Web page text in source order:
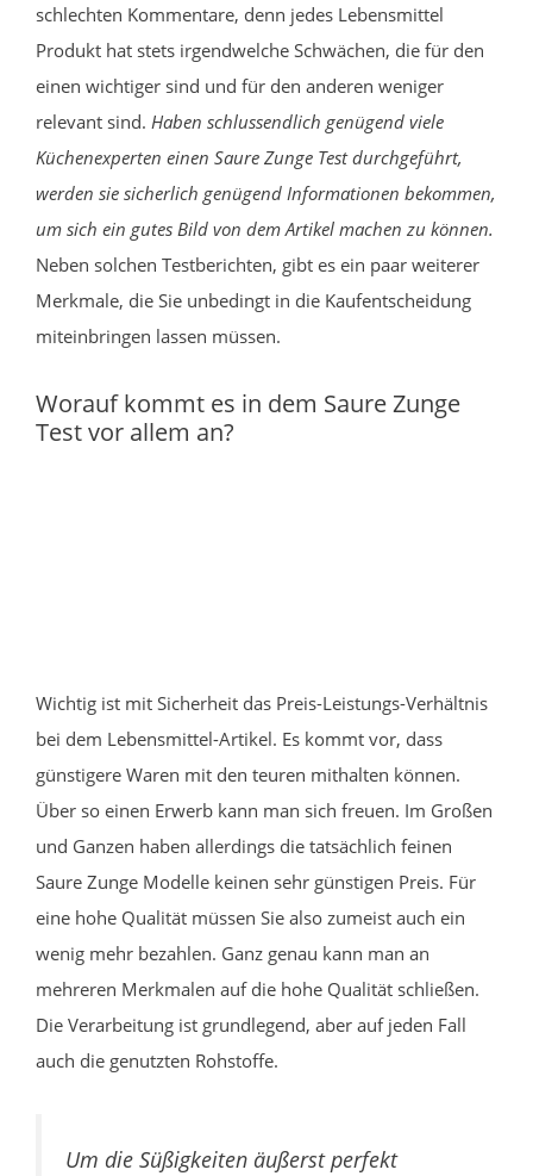
schlechten Kommentare, denn jedes Lebensmittel
Produkt hat stets irgendwelche Schwächen, die für den
einen wichtiger sind und für den anderen weniger
relevant sind. Haben schlussendlich genügend viele
Küchenexperten einen Saure Zunge Test durchgeführt,
werden sie sicherlich genügend Informationen bekommen,
um sich ein gutes Bild von dem Artikel machen zu können.
Neben solchen Testberichten, gibt es ein paar weiterer
Merkmale, die Sie unbedingt in die Kaufentscheidung
miteinbringen lassen müssen.
Worauf kommt es in dem Saure Zunge
Test vor allem an?
Wichtig ist mit Sicherheit das Preis-Leistungs-Verhältnis
bei dem Lebensmittel-Artikel. Es kommt vor, dass
günstigere Waren mit den teuren mithalten können.
Über so einen Erwerb kann man sich freuen. Im Großen
und Ganzen haben allerdings die tatsächlich feinen
Saure Zunge Modelle keinen sehr günstigen Preis. Für
eine hohe Qualität müssen Sie also zumeist auch ein
wenig mehr bezahlen. Ganz genau kann man an
mehreren Merkmalen auf die hohe Qualität schließen.
Die Verarbeitung ist grundlegend, aber auf jeden Fall
auch die genutzten Rohstoffe.
Um die Süßigkeiten äußerst perfekt